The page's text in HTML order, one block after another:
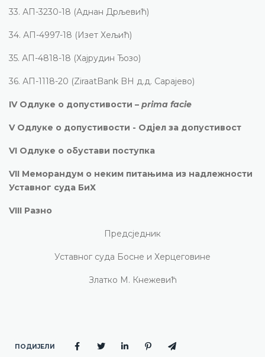
33. АП-3230-18 (Аднан Дрљевић)
34. АП-4997-18 (Изет Хељић)
35. АП-4818-18 (Хајрудин Ђозо)
36. АП-1118-20 (ZiraatBank BH д.д. Сарајево)
IVОдлуке о допустивости – prima facie
VОдлуке о допустивости - Одјел за допустивост
VI Одлуке о обустави поступка
VII Меморандум о неким питањима из надлежности
Уставног суда БиХ
VIII Разно
Предсједник
Уставног суда Босне и Херцеговине
Златко М. Кнежевић
ПОДИЈЕЛИ